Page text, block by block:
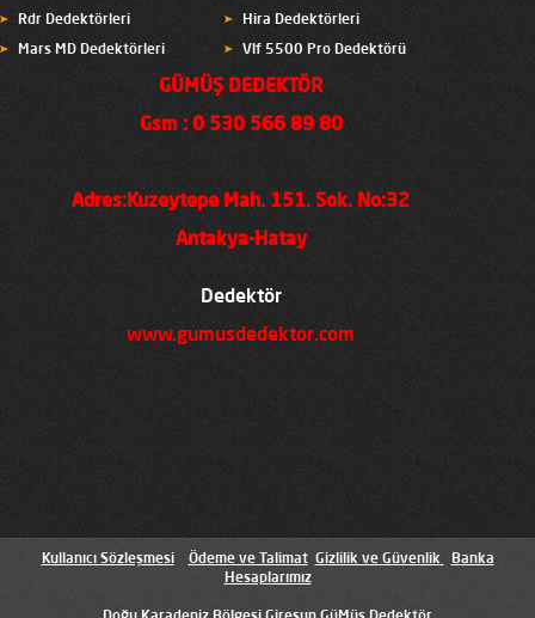
Rdr Dedektörleri Hira Dedektörleri
Mars MD Dedektörleri Vlf 5500 Pro Dedektörü
GÜMÜŞ DEDEKTÖR
Gsm : 0 530 566 89 80
Adres:Kuzeytepe Mah. 151. Sok. No:32
Antakya-Hatay
Dedektör
www.gumusdedektor.com
Kullanıcı Sözleşmesi Ödeme ve Talimat Gizlilik ve Güvenlik
Banka
Hesaplarımız